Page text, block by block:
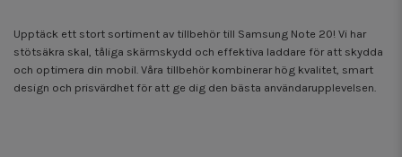
Upptäck ett stort sortiment av tillbehör till Samsung Note 20! Vi har
stötsäkra skal, tåliga skärmskydd och effektiva laddare för att skydda
och optimera din mobil. Våra tillbehör kombinerar hög kvalitet, smart
design och prisvärdhet för att ge dig den bästa användarupplevelsen.